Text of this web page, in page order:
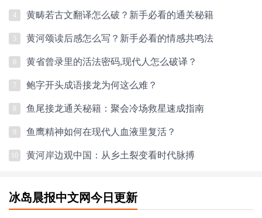
4 黄畴若古文翻译怎么破？新手必看的通关秘籍
5 黄河颂读后感怎么写？新手必看的情感共鸣法
6 黄省曾录里的活法密码,现代人怎么破译？
7 鲍字开头成语接龙为何这么难？
鱼尾接龙通关秘籍：聚会冷场救星速成指南
9 鱼鹰精神如何在现代人血液里复活？
黄河岸边观中国：从乡土裂变看时代脉搏
冰岛晨报中文网今日更新